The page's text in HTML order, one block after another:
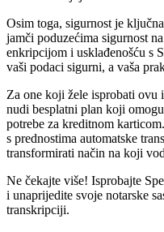
Osim toga, sigurnost je
jamči poduzećima sigurnost
enkripcijom i usklađenošću s
vaši podaci sigurni, a vaša
Za one koji žele isprobati ovu
nudi besplatni plan koji
potrebe za kreditnom
s prednostima automatske
transformirati način na koji
Ne čekajte više! Isprobajte
i unaprijedite svoje notarske
transkripciji.